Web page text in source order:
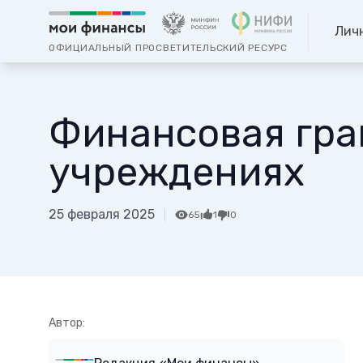
ОФИЦИАЛЬНЫЙ ПРОСВЕТИТЕЛЬСКИЙ РЕСУРС
Финансовая
учреждениях
25 февраля 2025 65 1 0
Автор: